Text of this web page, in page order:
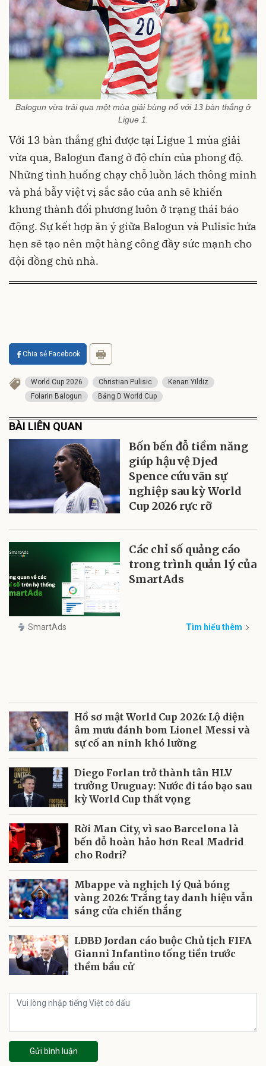
Balogun vừa trải qua một mùa giải bùng nổ với 13 bàn thắng ở
Ligue 1.
Với 13 bàn thắng ghi được tại Ligue 1 mùa giải
vừa qua, Balogun đang ở độ chín của phong độ.
Những tình huống chạy chỗ luồn lách thông minh
và phá bẫy việt vị sắc sảo của anh sẽ khiến
khung thành đối phương luôn ở trạng thái báo
động. Sự kết hợp ăn ý giữa Balogun và Pulisic hứa
hẹn sẽ tạo nên một hàng công đầy sức mạnh cho
đội đồng chủ nhà.
Chia sẻ Facebook
World Cup 2026 Christian Pulisic
Kenan Yildiz
Folarin Balogun
Bảng D World Cup
BÀI LIÊN QUAN
Bốn bến đỗ tiềm năng
giúp hậu vệ Djed
Spence cứu vãn sự
nghiệp sau kỳ World
Cup 2026 rực rỡ
Các chỉ số quảng cáo
trong trình quản lý của
SmartAds
SmartAds Tìm hiểu thêm
Hồ sơ mật World Cup 2026: Lộ diện
âm mưu đánh bom Lionel Messi và
sự cố an ninh khó lường
Diego Forlan trở thành tân HLV
trưởng Uruguay: Nước đi táo bạo sau
kỳ World Cup thất vọng
Rời Man City, vì sao Barcelona là
bến đỗ hoàn hảo hơn Real Madrid
cho Rodri?
Mbappe và nghịch lý Quả bóng
vàng 2026: Trắng tay danh hiệu vẫn
sáng cửa chiến thắng
LĐBĐ Jordan cáo buộc Chủ tịch FIFA
Gianni Infantino tống tiền trước
thềm bầu cử
Gửi bình luận